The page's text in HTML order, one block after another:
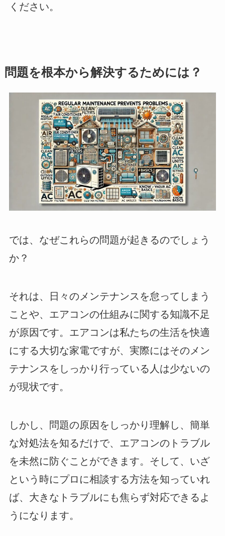
ください。
問題を根本から解決するためには？
では、なぜこれらの問題が起きるのでしょう
か？
それは、日々のメンテナンスを怠ってしまう
ことや、エアコンの仕組みに関する知識不足
が原因です。エアコンは私たちの生活を快適
にする大切な家電ですが、実際にはそのメン
テナンスをしっかり行っている人は少ないの
が現状です。
しかし、問題の原因をしっかり理解し、簡単
な対処法を知るだけで、エアコンのトラブル
を未然に防ぐことができます。そして、いざ
という時にプロに相談する方法を知っていれ
ば、大きなトラブルにも焦らず対応できるよ
うになります。